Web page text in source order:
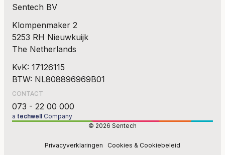
Sentech BV
Klompenmaker 2
5253 RH Nieuwkuijk
The Netherlands
KvK: 17126115
BTW: NL808896969B01
CONTACT
073 - 22 00 000
a techwell
Company
© 2026 Sentech
Privacyverklaringen Cookies & Cookiebeleid